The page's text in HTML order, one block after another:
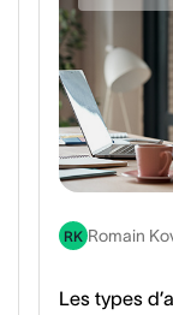
RK Romain
Les types